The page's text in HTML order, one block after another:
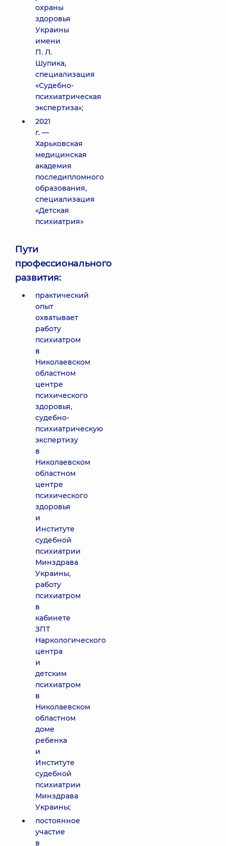
охраны
здоровья
Украины
имени
П. Л.
Шупика,
специализация
«Судебно-
психиатрическая
экспертиза»;
2021
г. —
Харьковская
медицинская
академия
последипломного
образования,
специализация
«Детская
психиатрия»
Пути
профессионального
развития:
практический
опыт
охватывает
работу
психиатром
в
Николаевском
областном
центре
психического
здоровья,
судебно-
психиатрическую
экспертизу
в
Николаевском
областном
центре
психического
здоровья
и
Институте
судебной
психиатрии
Минздрава
Украины,
работу
психиатром
в
кабинете
ЗПТ
Наркологического
центра
и
детским
психиатром
в
Николаевском
областном
доме
ребенка
и
Институте
судебной
психиатрии
Минздрава
Украины;
постоянное
участие
в